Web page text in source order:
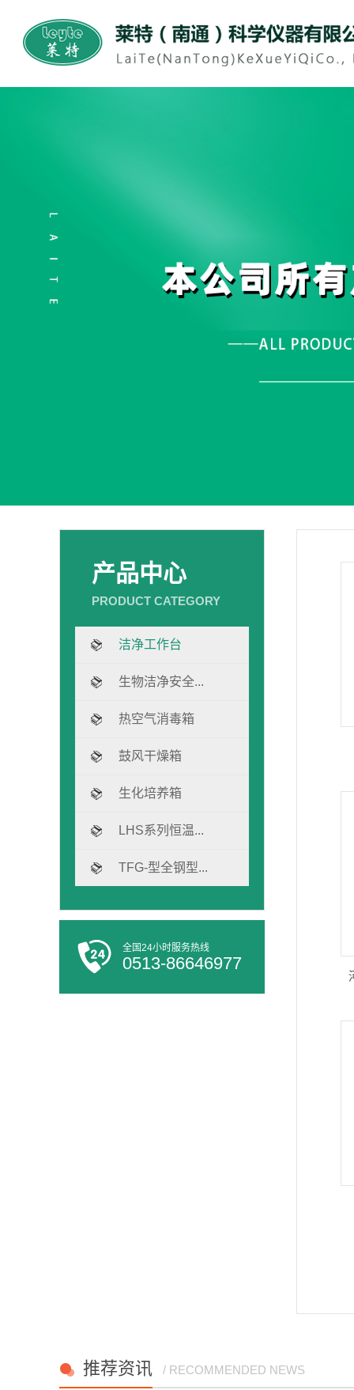
产品中心
洁净工作台
生物洁净安全...
热空气消毒箱
鼓风干燥箱
生化培养箱
LHS系列恒温...
TFG-型全钢型...
全国24小时服务热线
0513-86646977
推荐资讯 / RECOMMENDED NEWS